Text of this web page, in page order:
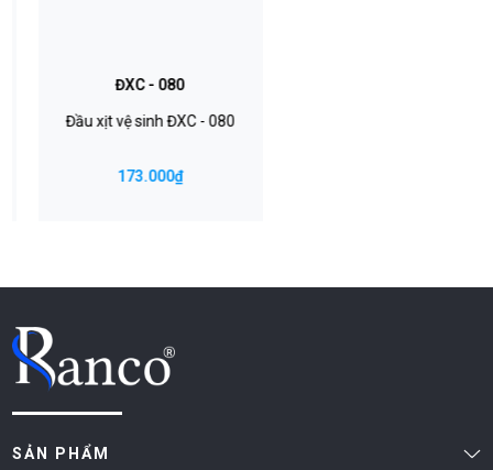
ĐXC - 080
Đầu xịt vệ sinh ĐXC - 080
173.000₫
SẢN PHẨM